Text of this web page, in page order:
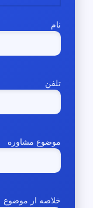
نام
تلفن
موضوع مشاوره
خلاصه از موضوع